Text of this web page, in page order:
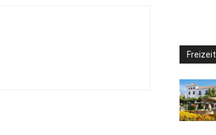
Freizeit